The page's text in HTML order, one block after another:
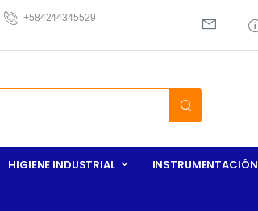
+584244345529
HIGIENE INDUSTRIAL INSTRUMENTACIÓN